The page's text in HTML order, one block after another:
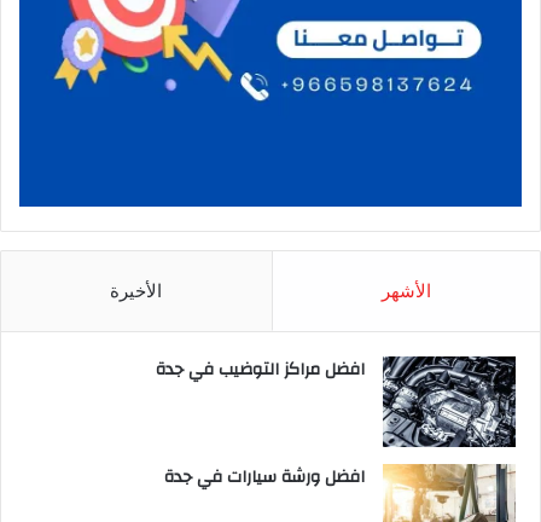
الأشهر الأخيرة
افضل مراكز التوضيب في جدة
افضل ورشة سيارات في جدة